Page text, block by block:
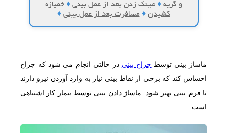
و گریه ♦ عینک زدن بعد از عمل بینی ♦ خمیازه
کشیدن ♦ مسافرت بعد از عمل بینی ♦
ماساژ بینی توسط جراح بینی در حالتی انجام می شود كه جراح
احساس كند كه برخی از نقاط بینی نیاز به وارد آوردن نیرو دارند
تا فرم بینی بهتر شود. ماساژ دادن بینی توسط بیمار کار اشتباهی
است.